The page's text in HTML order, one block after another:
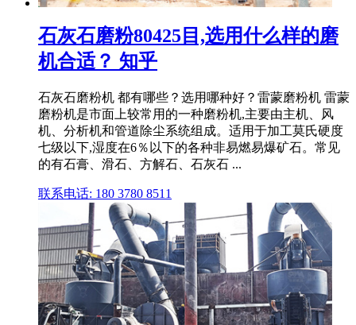
石灰石磨粉80425目,选用什么样的磨
机合适？ 知乎
石灰石磨粉机 都有哪些？选用哪种好？雷蒙磨粉机 雷蒙
磨粉机是市面上较常用的一种磨粉机,主要由主机、风
机、分析机和管道除尘系统组成。适用于加工莫氏硬度
七级以下,湿度在6％以下的各种非易燃易爆矿石。常见
的有石膏、滑石、方解石、石灰石 ...
联系电话: 180 3780 8511